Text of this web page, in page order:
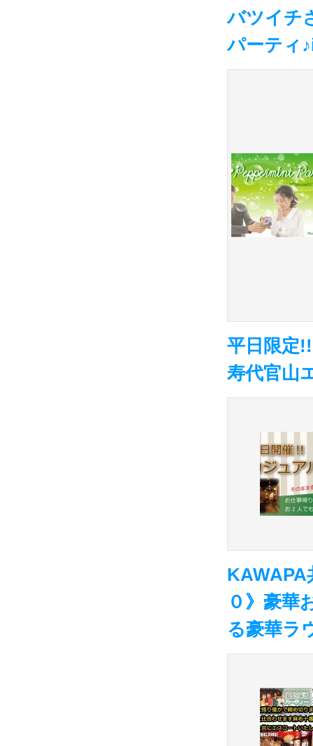
バツイチ
パーティ
平日限定
寿代官山
KAWAPA
０》豪華
る豪華ラ